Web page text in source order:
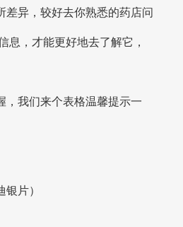
差异，较好去你熟悉的药店问
息，才能更好地去了解它，
，我们来个表格温馨提示一
片）